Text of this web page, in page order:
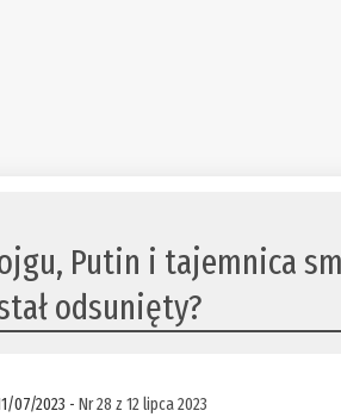
Putin i tajemnica
odsunięty?
07/2023 -Nr 28 z 12 lipca 2023